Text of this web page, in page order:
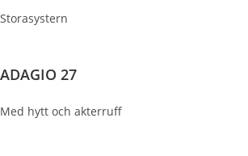
Storasystern
ADAGIO 27
Med hytt och akterruff